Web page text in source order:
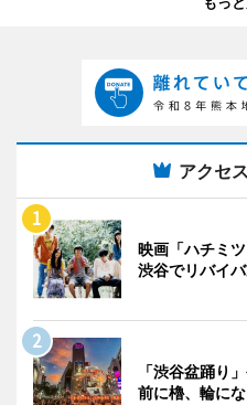
アクセ
映画「ハチミ
渋谷でリバイ
「渋谷盆踊り
前に櫓、輪に